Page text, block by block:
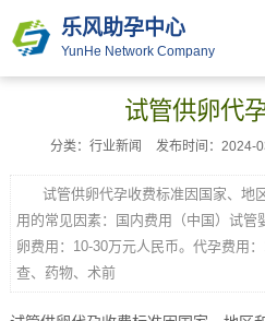
乐风助孕中心
YunHe Network Company
试管供卵代
分类：行业新闻 发布时间：2024-
试管供卵代孕收费标准因国家、地
用的常见因素：国内费用（中国）试管
卵费用：10-30万元人民币。代孕费用
查、药物、术前